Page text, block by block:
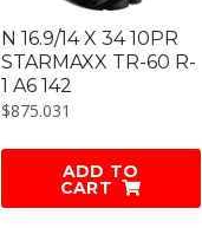
N 16.9/14 X 34 10PR
STARMAXX TR-60 R-
1 A6 142
$875.031
ADD TO
CART